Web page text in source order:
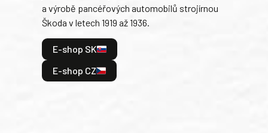
a výrobě pancéřových automobilů strojírnou
Škoda v letech 1919 až 1936.
E-shop SK
E-shop CZ